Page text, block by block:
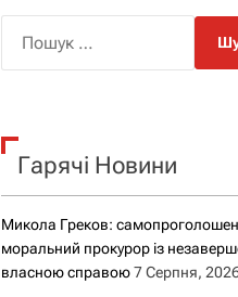
у
к
Гарячі Новини
Микола Греков:
моральний прокурор із
власною справою 7 Серпня,